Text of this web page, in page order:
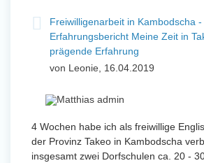
Freiwilligenarbeit in Kambodscha -
Erfahrungsbericht Meine Zeit in
prägende Erfahrung
von Leonie, 16.04.2019
4 Wochen habe ich als freiwillige
der Provinz Takeo in Kambodscha
insgesamt zwei Dorfschulen ca. 20 -